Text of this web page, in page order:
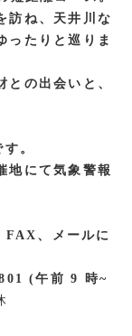
訪ね、天井川な
ったりと巡りま
との出会いと、
。
地にて気象警報
FAX、メールに
(午前 9 時~